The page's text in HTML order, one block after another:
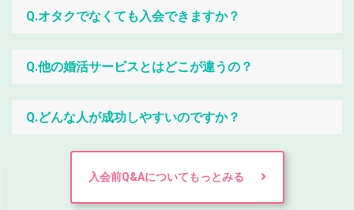
Q.オタクでなくても入会できますか？
Q.他の婚活サービスとはどこが違うの？
Q.どんな人が成功しやすいのですか？
入会前Q&Aについてもっとみる